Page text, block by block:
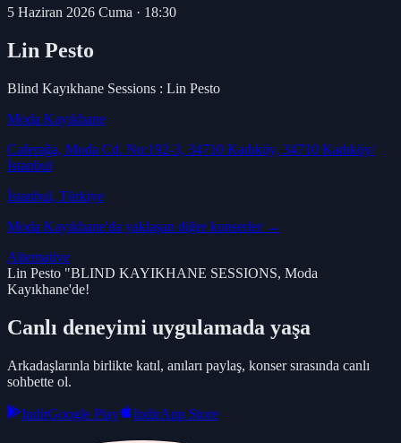
5 Haziran 2026 Cuma · 18:30
Lin Pesto
Blind Kayıkhane Sessions : Lin Pesto
Moda Kayıkhane
Caferağa, Moda Cd. No:192-3, 34710 Kadıköy, 34710 Kadıköy/
İstanbul
İstanbul, Türkiye
Moda Kayıkhane'da yaklaşan diğer konserler →
Alternative
Lin Pesto "BLIND KAYIKHANE SESSIONS, Moda
Kayıkhane'de!
Canlı deneyimi uygulamada yaşa
Arkadaşlarınla birlikte katıl, anıları paylaş, konser sırasında canlı
sohbette ol.
IndirGoogle Play IndirApp Store